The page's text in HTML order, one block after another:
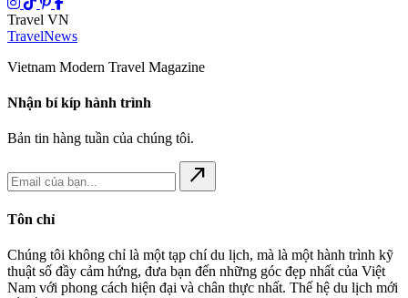
Travel VN
TravelNews
Vietnam Modern Travel Magazine
Nhận bí kíp hành trình
Bản tin hàng tuần của chúng tôi.
north_east
Tôn chỉ
Chúng tôi không chỉ là một tạp chí du lịch, mà là một hành trình kỹ
thuật số đầy cảm hứng, đưa bạn đến những góc đẹp nhất của Việt
Nam với phong cách hiện đại và chân thực nhất. Thế hệ du lịch mới